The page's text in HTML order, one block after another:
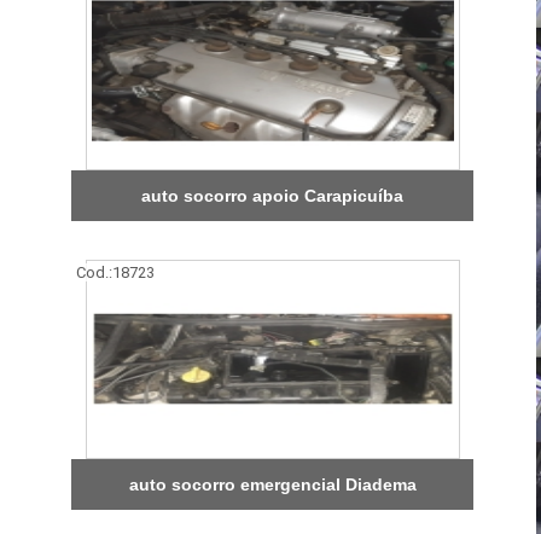
auto socorro apoio Carapicuíba
Cod.:18723
auto socorro emergencial Diadema